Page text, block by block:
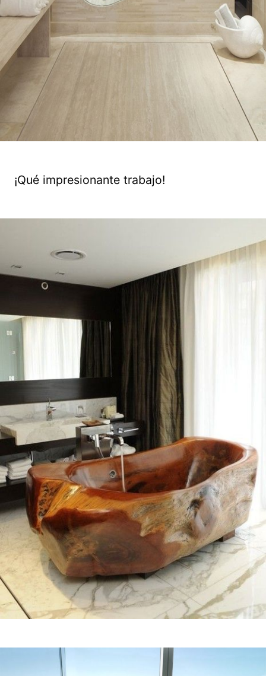
¡Qué impresionante trabajo!